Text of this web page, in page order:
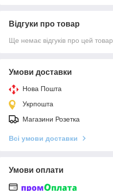
Відгуки про товар
Ще немає відгуків про цей товар
Умови доставки
Нова Пошта
Укрпошта
Магазини Розетка
Всі умови доставки
Умови оплати